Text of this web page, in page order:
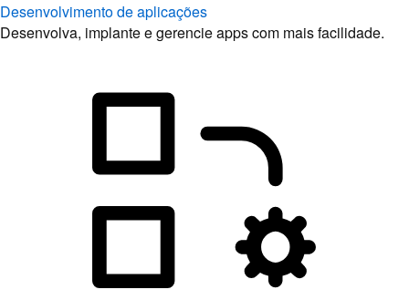
Desenvolvimento de aplicações
Desenvolva, implante e gerencie apps com mais facilidade.